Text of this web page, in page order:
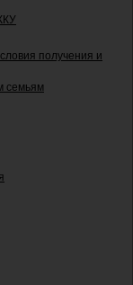
получения и
семьям